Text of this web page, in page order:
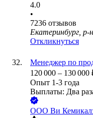
4.0
•
7236 отзывов
Екатеринбург, р-
Откликнуться
Менеджер по
120 000 – 130 000
Опыт 1-3 года
Выплаты: Два
ООО Ви